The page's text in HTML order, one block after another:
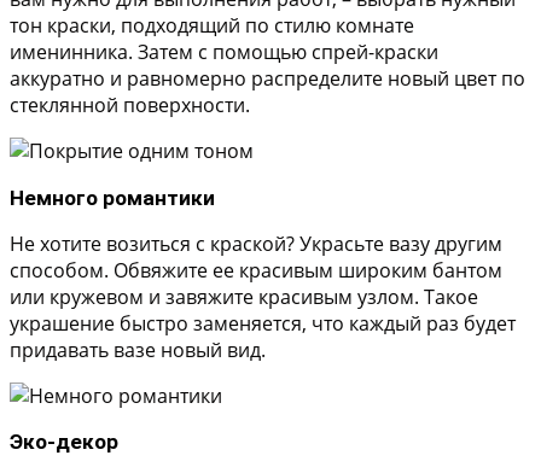
тон краски, подходящий по стилю комнате
именинника. Затем с помощью спрей-краски
аккуратно и равномерно распределите новый цвет по
стеклянной поверхности.
Немного романтики
Не хотите возиться с краской? Украсьте вазу другим
способом. Обвяжите ее красивым широким бантом
или кружевом и завяжите красивым узлом. Такое
украшение быстро заменяется, что каждый раз будет
придавать вазе новый вид.
Эко-декор